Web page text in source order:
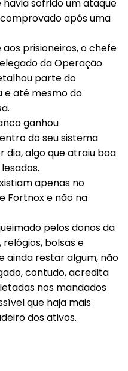
sofrido um ataque
após uma
prisioneiros, o chefe
da Operação
parte do
e até mesmo do
ganhou
do seu sistema
dia, algo que atraiu boa
apenas no
Fortnox e não na
pelos donos da
bolsas e
ainda restar algum, não
contudo, acredita
nos mandados
que haja mais
dos ativos.